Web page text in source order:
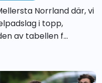
Norrland där, vi
i topp,
av tabellen f...